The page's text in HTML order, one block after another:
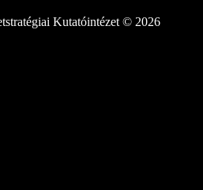
Kutatóintézet © 2026